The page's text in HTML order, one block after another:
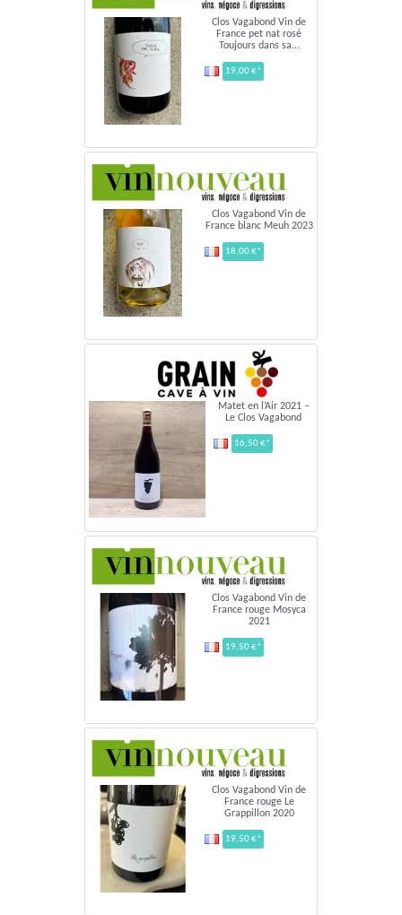
Clos Vagabond Vin de
France pet nat rosé
Toujours dans sa...
19,00 €*
Clos Vagabond Vin de
France blanc Meuh 2023
18,00 €*
Matet en l’Air 2021 –
Le Clos Vagabond
16,50 €*
Clos Vagabond Vin de
France rouge Mosyca
2021
19,50 €*
Clos Vagabond Vin de
France rouge Le
Grappillon 2020
19,50 €*